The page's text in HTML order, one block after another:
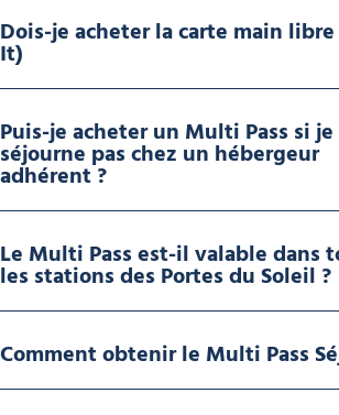
Dois-je acheter la carte main libre
It)
Puis-je acheter un Multi Pass si
séjourne pas chez un hébergeur
adhérent ?
Le Multi Pass est-il valable dans
les stations des Portes du Soleil ?
Comment obtenir le Multi Pass